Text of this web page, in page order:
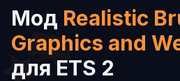
Мод Realistic
Graphics and
для ETS 2